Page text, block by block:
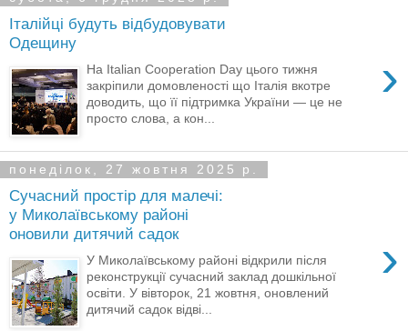
Італійці будуть відбудовувати
Одещину
›
На Italian Cooperation Day цього тижня
закріпили домовленості що Італія вкотре
доводить, що її підтримка України — це не
просто слова, а кон...
понеділок, 27 жовтня 2025 р.
Сучасний простір для малечі:
у Миколаївському районі
оновили дитячий садок
›
У Миколаївському районі відкрили після
реконструкції сучасний заклад дошкільної
освіти. У вівторок, 21 жовтня, оновлений
дитячий садок відві...